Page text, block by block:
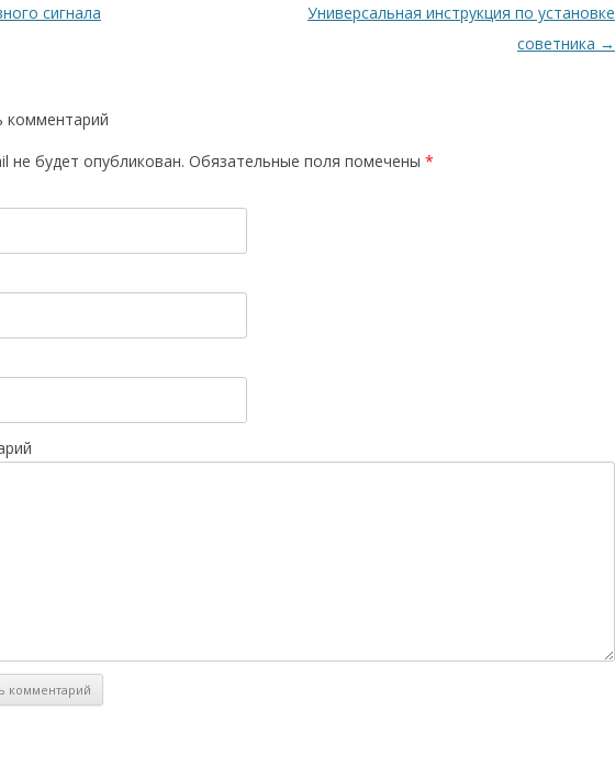
сигнала
Универсальная инструкция по установке
советника →
комментарий
не будет опубликован. Обязательные поля помечены *